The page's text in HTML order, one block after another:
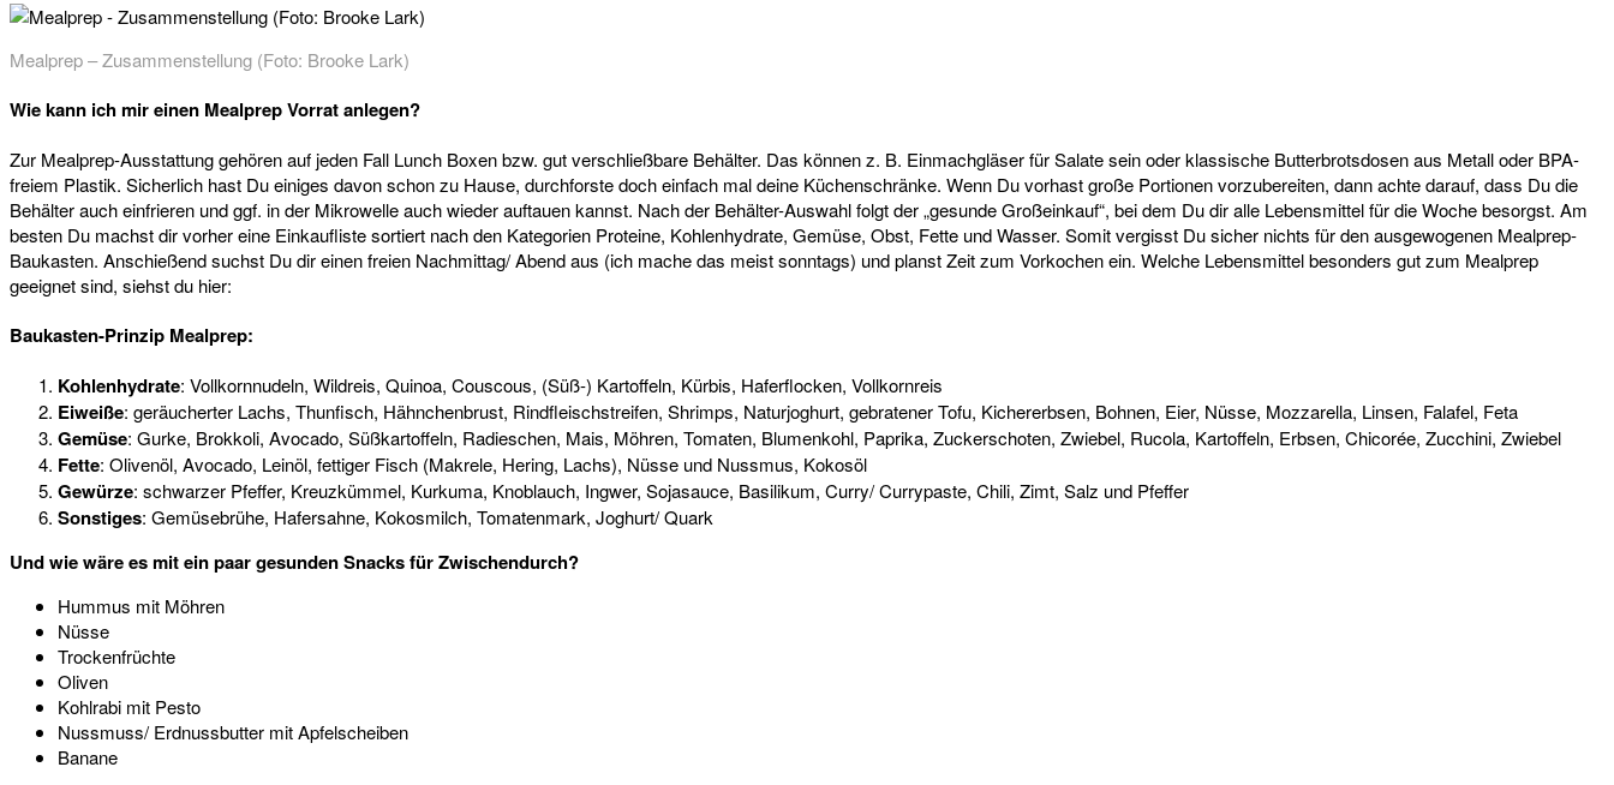
Mealprep – Zusammenstellung (Foto: Brooke Lark)
Wie kann ich mir einen Mealprep Vorrat anlegen?
Zur Mealprep-Ausstattung gehören auf jeden Fall Lunch Boxen bzw. gut verschließbare Behälter. Das können z. B. Einmachgläser für Salate sein oder klassische Butterbrotsdosen aus Metall oder BPA-
freiem Plastik. Sicherlich hast Du einiges davon schon zu Hause, durchforste doch einfach mal deine Küchenschränke. Wenn Du vorhast große Portionen vorzubereiten, dann achte darauf, dass Du die
Behälter auch einfrieren und ggf. in der Mikrowelle auch wieder auftauen kannst. Nach der Behälter-Auswahl folgt der „gesunde Großeinkauf“, bei dem Du dir alle Lebensmittel für die Woche besorgst. Am
besten Du machst dir vorher eine Einkaufliste sortiert nach den Kategorien Proteine, Kohlenhydrate, Gemüse, Obst, Fette und Wasser. Somit vergisst Du sicher nichts für den ausgewogenen Mealprep-
Baukasten. Anschießend suchst Du dir einen freien Nachmittag/ Abend aus (ich mache das meist sonntags) und planst Zeit zum Vorkochen ein. Welche Lebensmittel besonders gut zum Mealprep
geeignet sind, siehst du hier:
Baukasten-Prinzip Mealprep:
Kohlenhydrate: Vollkornnudeln, Wildreis, Quinoa, Couscous, (Süß-) Kartoffeln, Kürbis, Haferflocken, Vollkornreis
Eiweiße: geräucherter Lachs, Thunfisch, Hähnchenbrust, Rindfleischstreifen, Shrimps, Naturjoghurt, gebratener Tofu, Kichererbsen, Bohnen, Eier, Nüsse, Mozzarella, Linsen, Falafel, Feta
Gemüse: Gurke, Brokkoli, Avocado, Süßkartoffeln, Radieschen, Mais, Möhren, Tomaten, Blumenkohl, Paprika, Zuckerschoten, Zwiebel, Rucola, Kartoffeln, Erbsen, Chicorée, Zucchini, Zwiebel
Fette: Olivenöl, Avocado, Leinöl, fettiger Fisch (Makrele, Hering, Lachs), Nüsse und Nussmus, Kokosöl
Gewürze: schwarzer Pfeffer, Kreuzkümmel, Kurkuma, Knoblauch, Ingwer, Sojasauce, Basilikum, Curry/ Currypaste, Chili, Zimt, Salz und Pfeffer
Sonstiges: Gemüsebrühe, Hafersahne, Kokosmilch, Tomatenmark, Joghurt/ Quark
Und wie wäre es mit ein paar gesunden Snacks für Zwischendurch?
Hummus mit Möhren
Nüsse
Trockenfrüchte
Oliven
Kohlrabi mit Pesto
Nussmuss/ Erdnussbutter mit Apfelscheiben
Banane